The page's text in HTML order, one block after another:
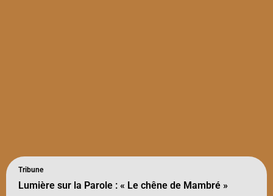
Tribune
Lumière sur la Parole : « Le chêne de Mambré »